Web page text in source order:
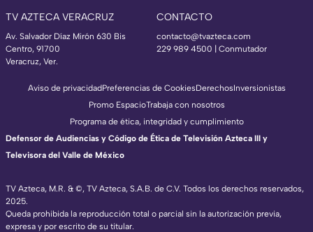
TV AZTECA VERACRUZ
Av. Salvador Díaz Mirón 630 Bis
Centro, 91700
Veracruz, Ver.
CONTACTO
contacto@tvazteca.com
229 989 4500 | Conmutador
TV Azteca, M.R. & ©, TV Azteca, S.A.B. de C.V. Todos los derechos reservados,
2025.
Queda prohibida la reproducción total o parcial sin la autorización previa,
expresa y por escrito de su titular.
Aviso de privacidadPreferencias de CookiesDerechosInversionistas
Promo EspacioTrabaja con nosotros
Programa de ética, integridad y cumplimiento
Defensor de Audiencias y Código de Ética de Televisión Azteca III y
Televisora del Valle de México